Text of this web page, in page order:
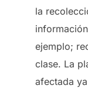
la
ejemplo;
clase. La
afectada